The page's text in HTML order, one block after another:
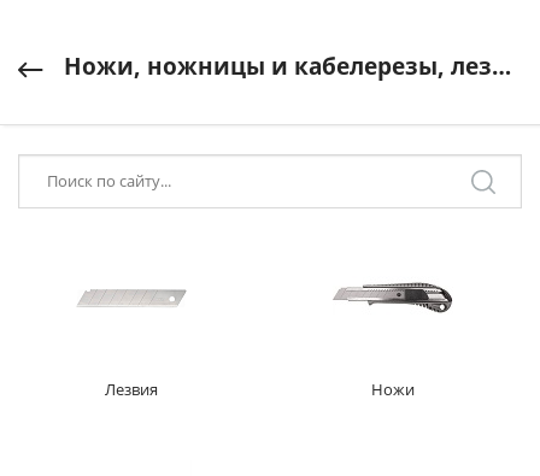
Ножи, ножницы и кабелерезы, лезвия
Лезвия Ножи